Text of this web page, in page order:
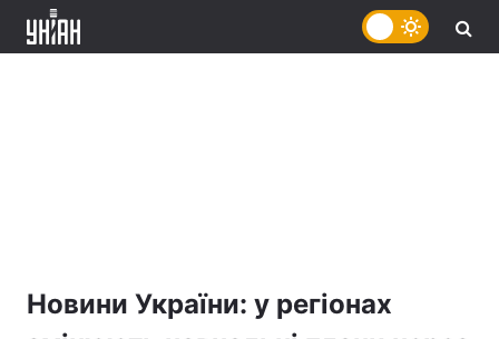
Новини України: у регіонах